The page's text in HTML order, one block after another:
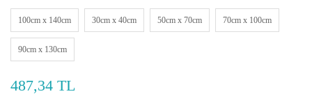
100cm x 140cm 30cm x 40cm 50cm x 70cm 70cm x 100cm
90cm x 130cm
487,34 TL